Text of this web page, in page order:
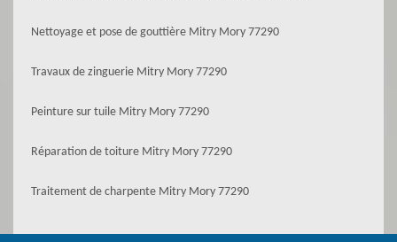
Nettoyage et pose de gouttière Mitry Mory 77290
Travaux de zinguerie Mitry Mory 77290
Peinture sur tuile Mitry Mory 77290
Réparation de toiture Mitry Mory 77290
Traitement de charpente Mitry Mory 77290